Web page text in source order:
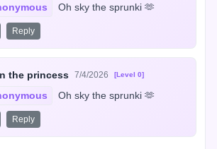
Oh sky the sprunki 🫶
Reply
the princess 7/4/2026 [Level 0]
Oh sky the sprunki 🫶
Reply